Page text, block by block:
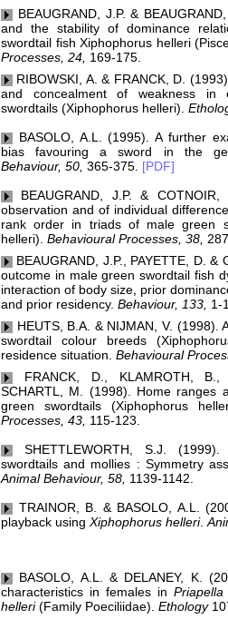
BEAUGRAND, J.P. &
and the stability of dominance
swordtail fish Xiphophorus helleri
Processes, 24, 169-175.
RIBOWSKI, A. & FRANCK, D.
and concealment of weakness in
swordtails (Xiphophorus helleri).
BASOLO, A.L. (1995). A further
bias favouring a sword in the
Behaviour, 50, 365-375. [PDF]
BEAUGRAND, J.P. &
observation and of individual
rank order in triads of male green
helleri). Behavioural Processes, 38,
BEAUGRAND, J.P., PAYETTE, D. &
outcome in male green swordtail fish
interaction of body size, prior
and prior residency. Behaviour, 133, 1-
HEUTS, B.A. & NIJMAN, V. (1998).
swordtail colour breeds
residence situation. Behavioural
FRANCK, D., KLAMROTH, B.,
SCHARTL, M. (1998). Home ranges
green swordtails (Xiphophorus
Processes, 43, 115-123.
SHETTLEWORTH, S.J.
swordtails and mollies : Symmetry
Animal Behaviour, 58, 1139-1142.
TRAINOR, B. & BASOLO, A.L.
playback using Xiphophorus helleri.
BASOLO, A.L. & DELANEY, K.
characteristics in females in
helleri(Family Poeciliidae). Ethology